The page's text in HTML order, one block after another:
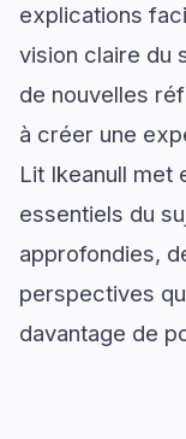
explications
vision claire du
de nouvelles
à créer une
Lit Ikeanull met
essentiels du
approfondies,
perspectives
davantage de